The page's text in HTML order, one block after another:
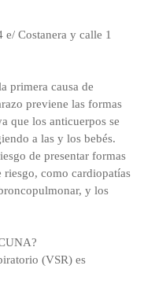
e/ Costanera y calle 1
primera causa de
previene las formas
que los anticuerpos se
a las y los bebés.
de presentar formas
riesgo, como cardiopatías
y los
(VSR) es